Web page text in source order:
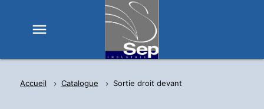
menu
Accueil Catalogue Sortie droit devant